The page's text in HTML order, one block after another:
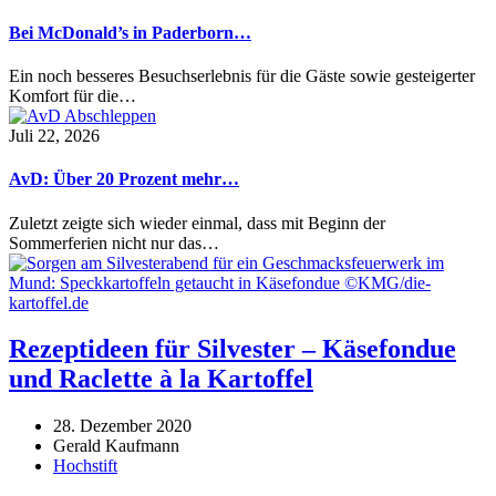
Bei McDonald’s in Paderborn…
Ein noch besseres Besuchserlebnis für die Gäste sowie gesteigerter
Komfort für die…
Juli 22, 2026
AvD: Über 20 Prozent mehr…
Zuletzt zeigte sich wieder einmal, dass mit Beginn der
Sommerferien nicht nur das…
Rezeptideen für Silvester – Käsefondue
und Raclette à la Kartoffel
28. Dezember 2020
Gerald Kaufmann
Hochstift